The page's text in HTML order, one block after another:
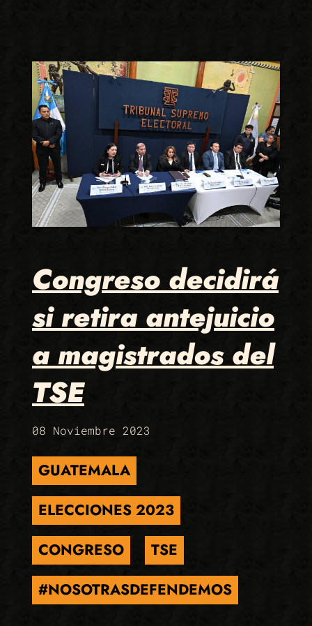
Congreso decidirá
si retira antejuicio
a magistrados del
TSE
08 Noviembre 2023
GUATEMALA
ELECCIONES 2023
CONGRESO
TSE
#NOSOTRASDEFENDEMOS